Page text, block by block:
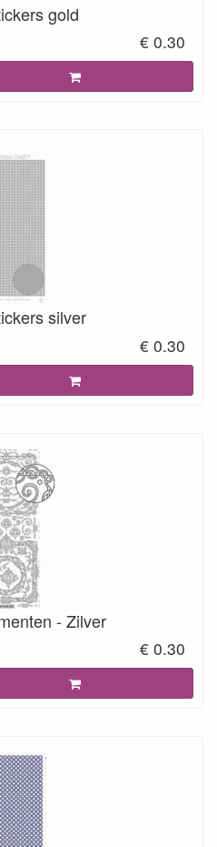
gold
€ 0.30
silver
€ 0.30
- Zilver
€ 0.30